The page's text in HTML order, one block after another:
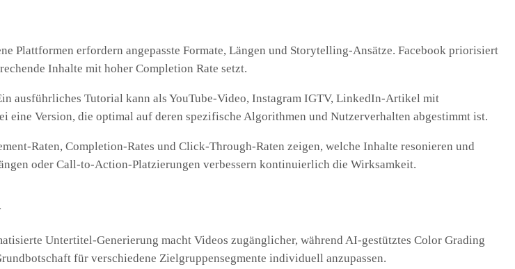
Plattformen erfordern angepasste Formate, Längen und Storytelling-Ansätze. Facebook priorisiert
Inhalte mit hoher Completion Rate setzt.
ausführliches Tutorial kann als YouTube-Video, Instagram IGTV, LinkedIn-Artikel mit
eine Version, die optimal auf deren spezifische Algorithmen und Nutzerverhalten abgestimmt ist.
Raten, Completion-Rates und Click-Through-Raten zeigen, welche Inhalte resonieren und
oder Call-to-Action-Platzierungen verbessern kontinuierlich die Wirksamkeit.
Untertitel-Generierung macht Videos zugänglicher, während AI-gestütztes Color Grading
für verschiedene Zielgruppensegmente individuell anzupassen.